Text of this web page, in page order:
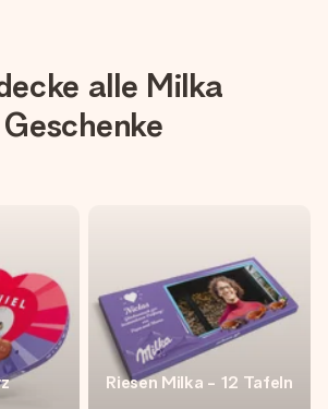
alle Milka
Geschenke
Riesen Milka - 12 Tafeln